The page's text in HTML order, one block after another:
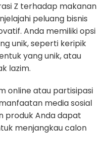
Z terhadap makanan
peluang bisnis
Anda memiliki opsi
unik, seperti keripik
yang unik, atau
lazim.
online atau partisipasi
media sosial
produk Anda dapat
menjangkau calon